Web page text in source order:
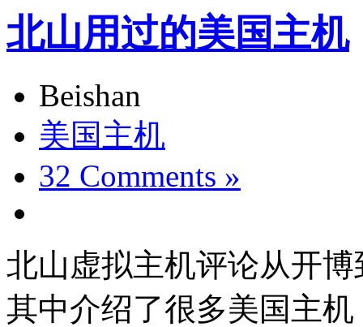
北山用过的美国主机
Beishan
美国主机
32 Comments »
北山虚拟主机评论从开
其中介绍了很多美国主机